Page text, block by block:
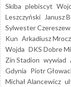
Skiba plebiscyt
Leszczyński
Janusz
Sylwester
Kun Arkadiusz
Wojda DKS Dobre
Zin Stadion wywiad
Gdynia Piotr
Michał Alancewicz